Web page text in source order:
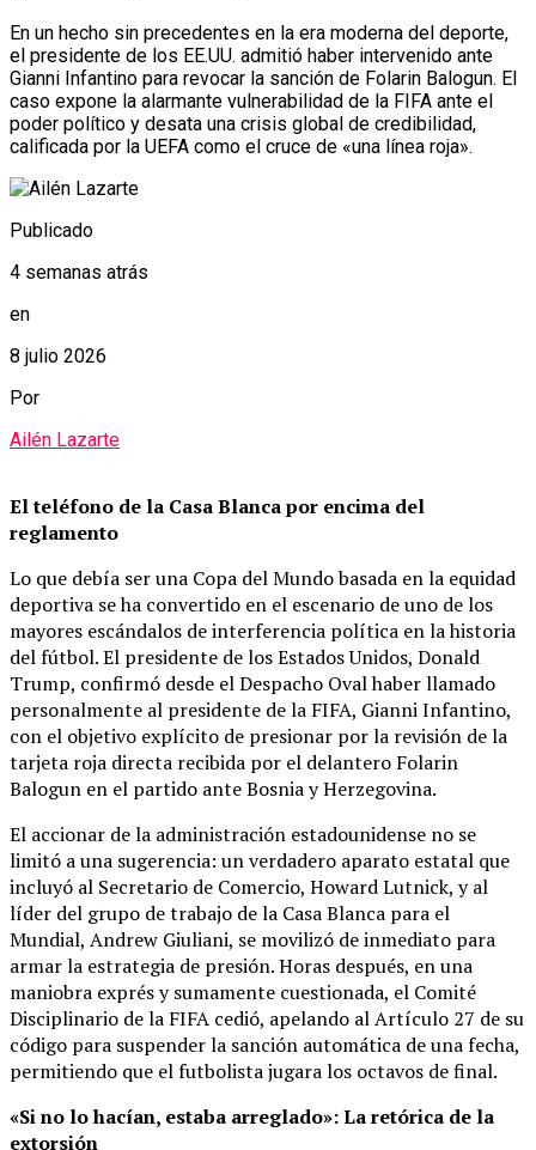
En un hecho sin precedentes en la era moderna del deporte,
el presidente de los EE.UU. admitió haber intervenido ante
Gianni Infantino para revocar la sanción de Folarin Balogun. El
caso expone la alarmante vulnerabilidad de la FIFA ante el
poder político y desata una crisis global de credibilidad,
calificada por la UEFA como el cruce de «una línea roja».
Publicado
4 semanas atrás
en
8 julio 2026
Por
Ailén Lazarte
El teléfono de la Casa Blanca por encima del
reglamento
Lo que debía ser una Copa del Mundo basada en la equidad
deportiva se ha convertido en el escenario de uno de los
mayores escándalos de interferencia política en la historia
del fútbol. El presidente de los Estados Unidos, Donald
Trump, confirmó desde el Despacho Oval haber llamado
personalmente al presidente de la FIFA, Gianni Infantino,
con el objetivo explícito de presionar por la revisión de la
tarjeta roja directa recibida por el delantero Folarin
Balogun en el partido ante Bosnia y Herzegovina.
El accionar de la administración estadounidense no se
limitó a una sugerencia: un verdadero aparato estatal que
incluyó al Secretario de Comercio, Howard Lutnick, y al
líder del grupo de trabajo de la Casa Blanca para el
Mundial, Andrew Giuliani, se movilizó de inmediato para
armar la estrategia de presión. Horas después, en una
maniobra exprés y sumamente cuestionada, el Comité
Disciplinario de la FIFA cedió, apelando al Artículo 27 de su
código para suspender la sanción automática de una fecha,
permitiendo que el futbolista jugara los octavos de final.
«Si no lo hacían, estaba arreglado»: La retórica de la
extorsión